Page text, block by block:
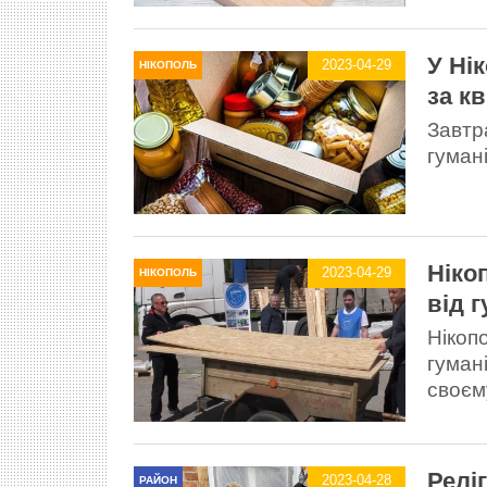
НІКОПОЛЬ 2023-04-29
У
за
НІКОПОЛЬ 2023-04-29
від
РАЙОН 2023-04-28